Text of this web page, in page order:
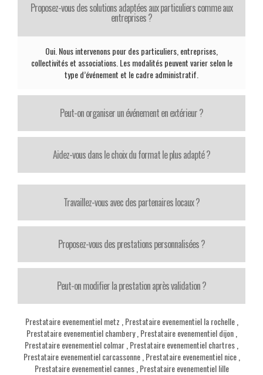
Proposez-vous des solutions adaptées aux particuliers comme aux
entreprises ?
Oui. Nous intervenons pour des particuliers, entreprises,
collectivités et associations. Les modalités peuvent varier selon le
type d’événement et le cadre administratif.
Peut-on organiser un événement en extérieur ?
Aidez-vous dans le choix du format le plus adapté ?
Travaillez-vous avec des partenaires locaux ?
Proposez-vous des prestations personnalisées ?
Peut-on modifier la prestation après validation ?
Prestataire evenementiel metz Prestataire evenementiel la rochelle,
Prestataire evenementiel chambery, Prestataire evenementiel dijon,
Prestataire evenementiel colmar Prestataire evenementiel chartres
Prestataire evenementiel carcassonne, Prestataire evenementiel nice,
Prestataire evenementiel cannes, Prestataire evenementiel lille